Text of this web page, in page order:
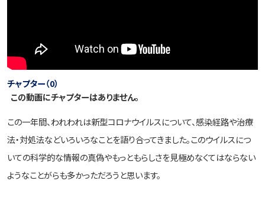
チャプター（0）
この動画にチャプターはありません。
この一年間、われわれは新型コロナウイルスについて、感染経路や治療
法・対処法などいろいろなことを語り合ってきました。このウイルスにつ
いての科学的な情報の真偽やもっともらしさを見極めなくてはならない
ようなことがらも多かっただろうと思います。